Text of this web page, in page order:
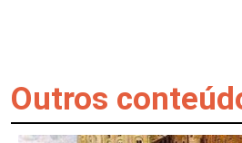
Outros